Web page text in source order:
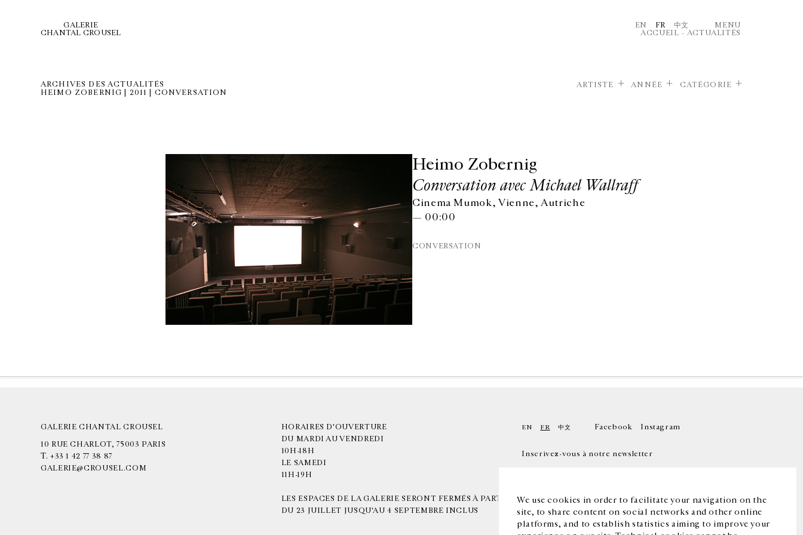
We use cookies in order to facilitate your navigation on the
site, to share content on social networks and other online
platforms, and to establish statistics aiming to improve your
GALERIE
CHANTAL CROUSEL
EN FR 中文
MENU
ACCUEIL – ACTUALITÉS
ARCHIVES DES ACTUALITÉS
HEIMO ZOBERNIG | 2011 | CONVERSATION
ARTISTE ANNÉE CATÉGORIE
Heimo Zobernig
Conversation avec Michael Wallraff
Cinema Mumok, Vienne, Autriche
— 00:00
CONVERSATION
GALERIE CHANTAL CROUSEL
10 RUE CHARLOT, 75003 PARIS
T. +33 1 42 77 38 87
GALERIE@CROUSEL.COM
HORAIRES D'OUVERTURE
DU MARDI AU VENDREDI
10H-18H
LE SAMEDI
11H-19H
LES ESPACES DE LA GALERIE SERONT FERMÉS À PARTIR
DU 23 JUILLET JUSQU'AU 4 SEPTEMBRE INCLUS
EN FR 中文 Facebook Instagram
Inscrivez-vous à notre newsletter